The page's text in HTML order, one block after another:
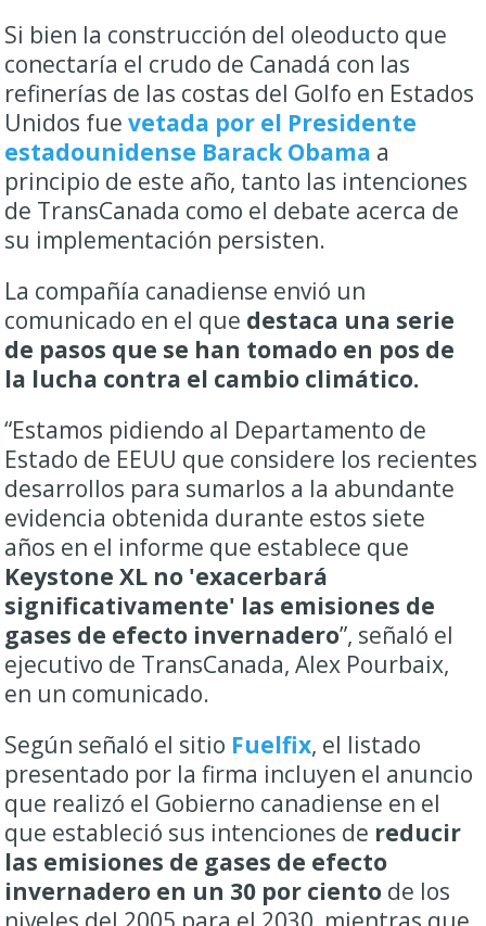
Si bien la construcción del oleoducto que
conectaría el crudo de Canadá con las
refinerías de las costas del Golfo en Estados
Unidos fuevetada por el Presidente
estadounidense Barack Obama a
principio de este año, tanto las intenciones
de TransCanada como el debate acerca de
su implementación persisten.
La compañía canadiense envió un
comunicado en el que destaca una serie
de pasos que se han tomado en pos de
la lucha contra el cambio climático.
“Estamos pidiendo al Departamento de
Estado de EEUU que considere los recientes
desarrollos para sumarlos a la abundante
evidencia obtenida durante estos siete
años en el informe que establece que
Keystone XL no 'exacerbará
significativamente' las emisiones de
gases de efecto invernadero”, señaló el
ejecutivo de TransCanada, Alex Pourbaix,
en un comunicado.
Según señaló el sitio Fuelfix, el listado
presentado por la firma incluyen el anuncio
que realizó el Gobierno canadiense en el
que estableció sus intenciones de reducir
las emisiones de gases de efecto
invernadero en un 30 por ciento de los